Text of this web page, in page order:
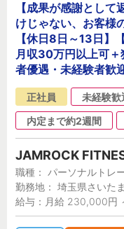
【成果が感謝とし
けじゃない、お客様
【休日8日～13日】
月収30万円以上可
者優遇・未経験者歓迎
正社員 未経験歓
内定まで約2週間
JAMROCK
職種： パーソナルトレ
勤務地： 埼玉県さいた
給与：月給 230,000円